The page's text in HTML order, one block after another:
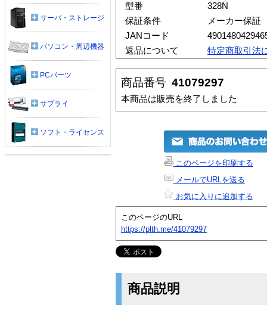
型番
328N
保証条件
メーカー保証
JANコード
返品について
特定商取引法
商品番号 41079297
本商品は販売を終了しました
このページを印刷する
メールでURLを送る
お気に入りに追加する
このページのURL
https://plth.me/41079297
商品説明
サーバ・ストレージ
パソコン・周辺機器
PCパーツ
サプライ
ソフト・ライセンス